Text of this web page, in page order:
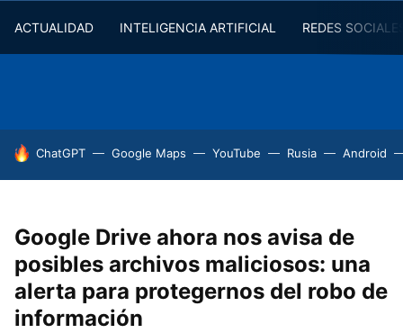
ACTUALIDAD INTELIGENCIA ARTIFICIAL REDES
HOY SE HABLA DE
ChatGPT Google Maps YouTube Rusia Android
Google Drive ahora nos avisa de
posibles archivos maliciosos: una
alerta para protegernos del robo de
información